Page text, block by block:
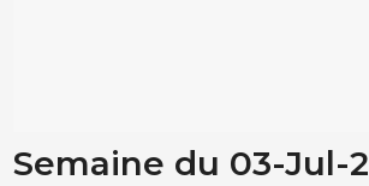
Semaine du 03-Jul-